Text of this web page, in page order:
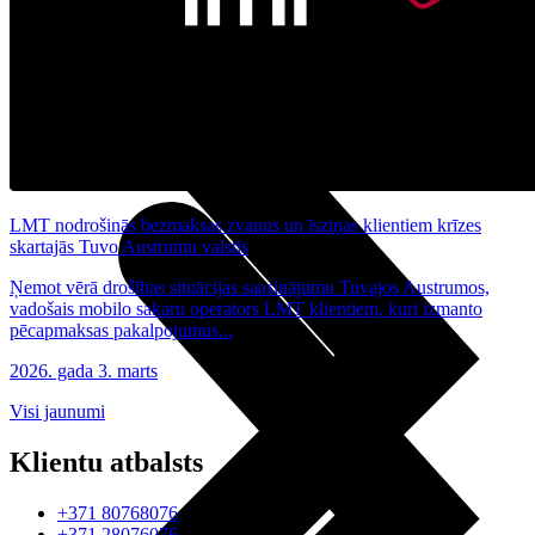
LMT nodrošinās bezmaksas zvanus un īsziņas klientiem krīzes
skartajās Tuvo Austrumu valstīs
Ņemot vērā drošības situācijas saasinājumu Tuvajos Austrumos,
vadošais mobilo sakaru operators LMT klientiem, kuri izmanto
pēcapmaksas pakalpojumus...
2026. gada 3. marts
Visi jaunumi
Klientu atbalsts
+371 80768076